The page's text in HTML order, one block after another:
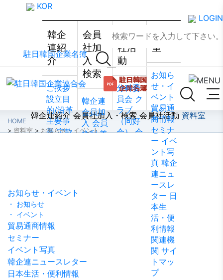
韓企
連紹
介
ご挨拶
設立目
的/沿革
主要事
業 定款
支部 ウ
クセシ
ビリテ
会員
社加
入・
検索
韓企連
会員加
入 会員
権利·義
会員
社活
動
分科委
員会 ク
ラブ
（同好
会） 会
資料
室
お知ら
せ・イ
ベント
貿易通
商情報
セミナ
ー イベ
ント写
真 韓企
連ニュ
ースレ
ター 日
本生
活・便
利情報
関連機
関 サイ
トマッ
プ
駐日韓国企業名簿
KOR
LOGIN
韓企連紹介 会員社加入・検索 会員社活動 資料室
HOME
>資料室>お知らせ・イベント
お知らせ・イベント
・ お知らせ
・ イベント
貿易通商情報
セミナー
イベント写真
韓企連ニュースレター
日本生活・便利情報